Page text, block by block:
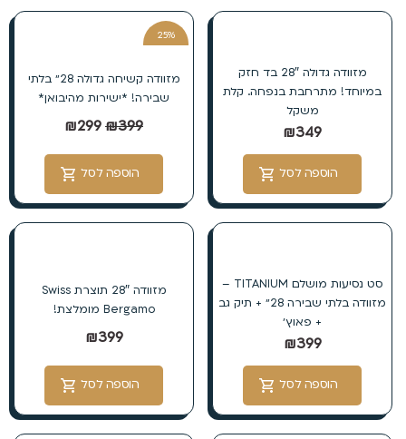
מזוודה גדולה 28″ בד חזק
במיוחד! מתרחבת בנפחה. קלת
משקל
₪349
הוספה לסל
25%
מזוודה קשיחה גדולה 28״ בלתי
שבירה! *ישירות מהיבואן*
₪399
₪299
הוספה לסל
סט נסיעות מושלם TITANIUM –
מזוודה בלתי שבירה 28״ + תיק גב
+ פאוץ׳
₪399
הוספה לסל
מזוודה 28″ תוצרת Swiss
Bergamo מומלצת!
₪399
הוספה לסל